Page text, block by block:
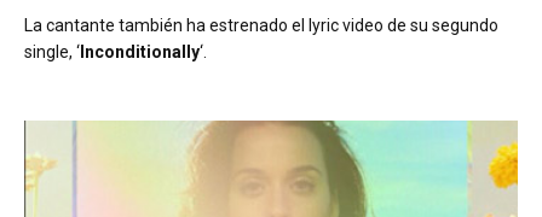
La cantante también ha estrenado el lyric video de su segundo
single, ‘Inconditionally‘.